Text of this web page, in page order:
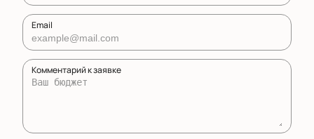
Email
Комментарий к заявке